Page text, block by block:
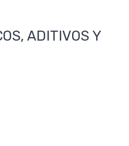
ADITIVOS Y